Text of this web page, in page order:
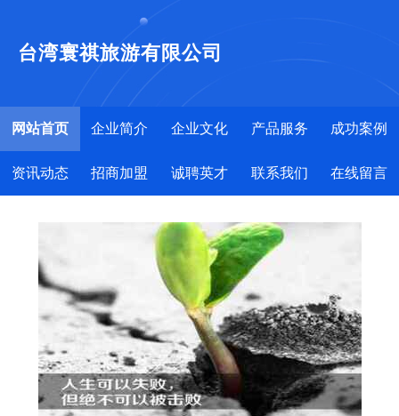
台湾寰祺旅游有限公司
网站首页 企业简介 企业文化 产品服务 成功案例
资讯动态 招商加盟 诚聘英才 联系我们 在线留言